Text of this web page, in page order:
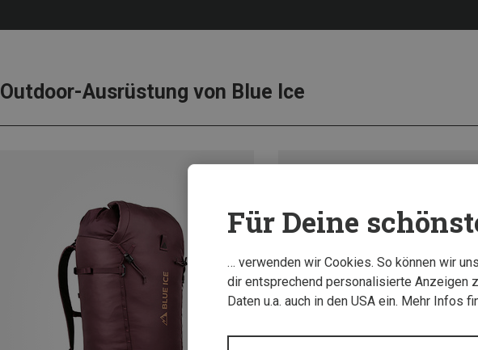
Outdoor-Ausrüstung von Blue Ice
Für Deine
… verwenden wir Cookies. So können wir
dir entsprechend personalisierte Anzeigen
Daten u.a. auch in den USA ein. Mehr Infos